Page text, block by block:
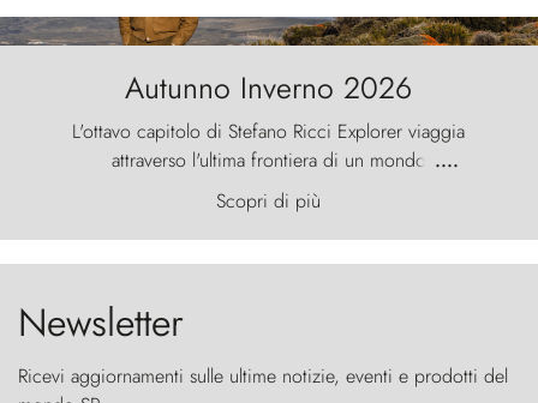
Autunno Inverno 2026
L'ottavo capitolo di Stefano Ricci Explorer viaggia
attraverso l'ultima frontiera di un mondo
primordiale, dove il vento scolpisce la natura con
furia ancestrale e le Torres del Paine sfidano il
cielo come sentinelle di pietra.
....
Scopri di più
Newsletter
Ricevi aggiornamenti sulle ultime notizie, eventi e prodotti del